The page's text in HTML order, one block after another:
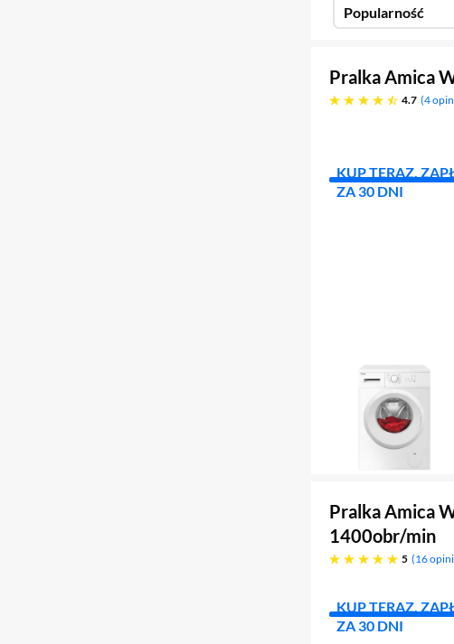
Popularność
Pralka Amica
4.7
4.7 gwiazdek 4
KUP TERAZ,
ZA 30 DNI
Pralka Amica
1400obr/min
5
pięć gwiazdek 16
KUP TERAZ,
ZA 30 DNI